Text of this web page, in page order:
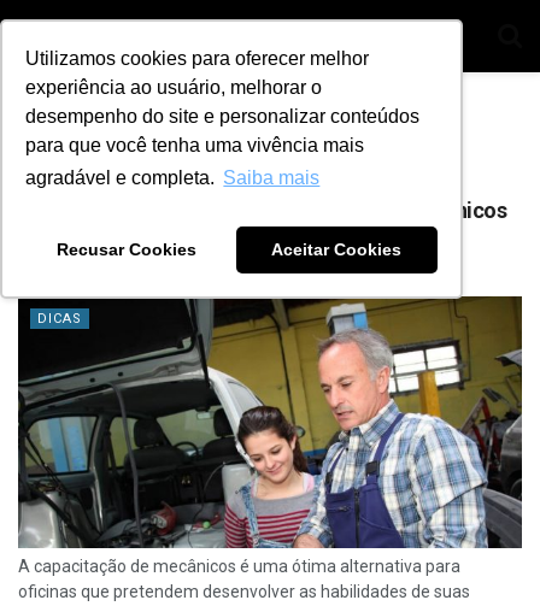
Utilizamos cookies para oferecer melhor
experiência ao usuário, melhorar o
desempenho do site e personalizar conteúdos
para que você tenha uma vivência mais
agradável e completa. Saiba mais
Recusar Cookies Aceitar Cookies
Home Tag mecânicos moto
Tag:mecânicos moto
Qual é a importância da capacitação de mecânicos
em oficinas?
11 DE AGOSTO DE 2021
DICAS
A capacitação de mecânicos é uma ótima alternativa para
oficinas que pretendem desenvolver as habilidades de suas